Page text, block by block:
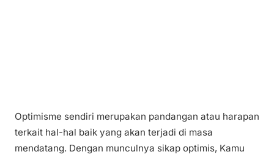
Optimisme sendiri merupakan pandangan atau harapan
terkait hal-hal baik yang akan terjadi di masa
mendatang. Dengan munculnya sikap optimis, Kamu